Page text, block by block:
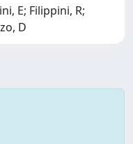
E; Filippini, R;
D